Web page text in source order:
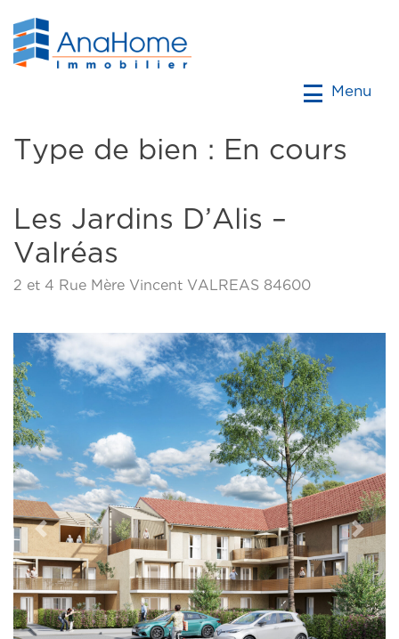
Menu
Type de bien : En cours
Les Jardins D’Alis –
Valréas
2 et 4 Rue Mère Vincent VALREAS 84600
Previous Next